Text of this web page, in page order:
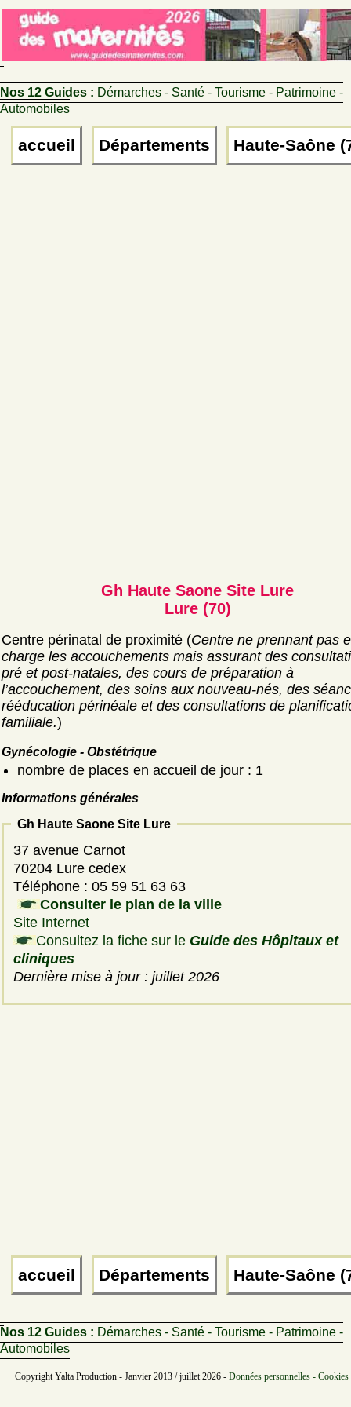
Nos 12 Guides : Démarches - Santé - Tourisme - Patrimoine -
Automobiles
accueil Départements Haute-Saône
Gh Haute Saone Site Lure
Lure (70)
Centre périnatal de proximité (Centre ne prennant pas
charge les accouchements mais assurant des
pré et post-natales, des cours de préparation à
l’accouchement, des soins aux nouveau-nés, des
rééducation périnéale et des consultations de
familiale.)
Gynécologie - Obstétrique
nombre de places en accueil de jour : 1
Informations générales
Gh Haute Saone Site Lure
37 avenue Carnot
70204 Lure cedex
Téléphone : 05 59 51 63 63
Consulter le plan de la ville
Site Internet
Consultez la fiche sur le Guide des Hôpitaux et
cliniques
Dernière mise à jour : juillet 2026
accueil Départements Haute-Saône
Nos 12 Guides : Démarches - Santé - Tourisme - Patrimoine -
Automobiles
Copyright Yalta Production - Janvier 2013 / juillet 2026 - Données personnelles -